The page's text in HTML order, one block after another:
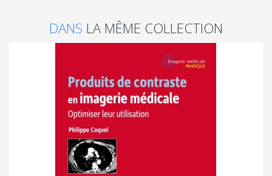
DANS LA MÊME COLLECTION